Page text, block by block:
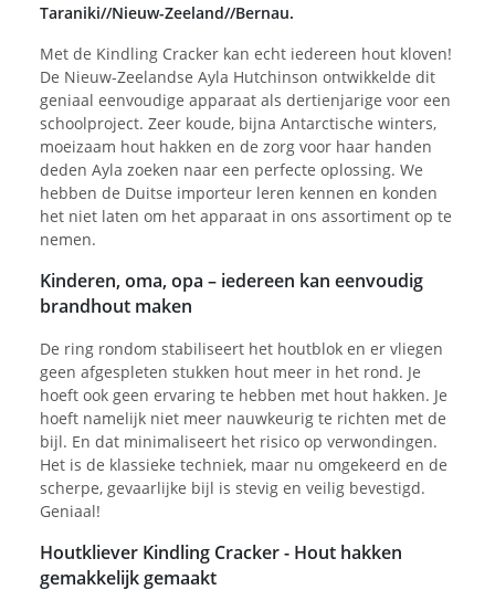
Taraniki//Nieuw-Zeeland//Bernau.
Met de Kindling Cracker kan echt iedereen hout kloven!
De Nieuw-Zeelandse Ayla Hutchinson ontwikkelde dit
geniaal eenvoudige apparaat als dertienjarige voor een
schoolproject. Zeer koude, bijna Antarctische winters,
moeizaam hout hakken en de zorg voor haar handen
deden Ayla zoeken naar een perfecte oplossing. We
hebben de Duitse importeur leren kennen en konden
het niet laten om het apparaat in ons assortiment op te
nemen.
Kinderen, oma, opa – iedereen kan eenvoudig
brandhout maken
De ring rondom stabiliseert het houtblok en er vliegen
geen afgespleten stukken hout meer in het rond. Je
hoeft ook geen ervaring te hebben met hout hakken. Je
hoeft namelijk niet meer nauwkeurig te richten met de
bijl. En dat minimaliseert het risico op verwondingen.
Het is de klassieke techniek, maar nu omgekeerd en de
scherpe, gevaarlijke bijl is stevig en veilig bevestigd.
Geniaal!
Houtkliever Kindling Cracker - Hout hakken
gemakkelijk gemaakt